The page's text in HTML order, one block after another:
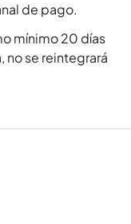
de pago.
mínimo 20 días
no se reintegrará